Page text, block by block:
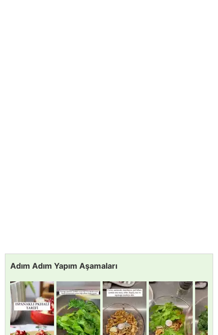
Adım Adım Yapım Aşamaları